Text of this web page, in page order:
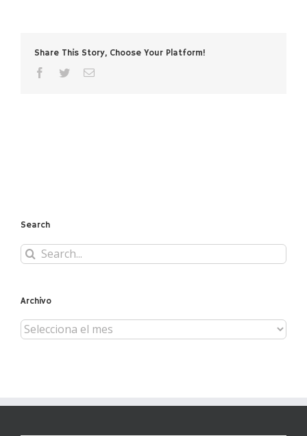
Share This Story, Choose Your Platform!
facebooktwitterEmail
Search
Search
for:
Archivo
Archivo